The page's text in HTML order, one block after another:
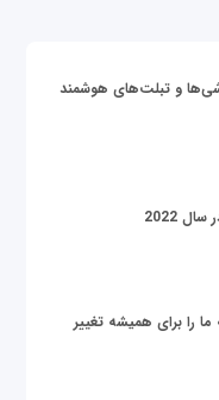
و تبلت‌های هوشمند
را برای همیشه تغییر